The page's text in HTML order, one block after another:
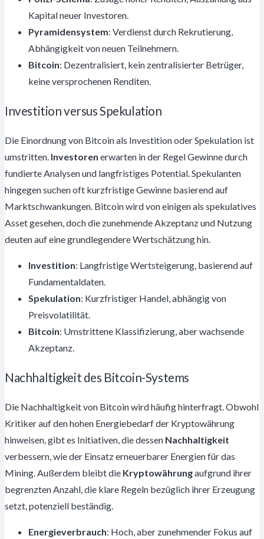
Kapital neuer Investoren.
Pyramidensystem: Verdienst durch Rekrutierung,
Abhängigkeit von neuen Teilnehmern.
Bitcoin: Dezentralisiert, kein zentralisierter Betrüger,
keine versprochenen Renditen.
Investition versus Spekulation
Die Einordnung von Bitcoin als Investition oder Spekulation ist
umstritten. Investoren erwarten in der Regel Gewinne durch
fundierte Analysen und langfristiges Potential. Spekulanten
hingegen suchen oft kurzfristige Gewinne basierend auf
Marktschwankungen. Bitcoin wird von einigen als spekulatives
Asset gesehen, doch die zunehmende Akzeptanz und Nutzung
deuten auf eine grundlegendere Wertschätzung hin.
Investition: Langfristige Wertsteigerung, basierend auf
Fundamentaldaten.
Spekulation: Kurzfristiger Handel, abhängig von
Preisvolatilität.
Bitcoin: Umstrittene Klassifizierung, aber wachsende
Akzeptanz.
Nachhaltigkeit des Bitcoin-Systems
Die Nachhaltigkeit von Bitcoin wird häufig hinterfragt. Obwohl
Kritiker auf den hohen Energiebedarf der Kryptowährung
hinweisen, gibt es Initiativen, die dessen Nachhaltigkeit
verbessern, wie der Einsatz erneuerbarer Energien für das
Mining. Außerdem bleibt die Kryptowährungaufgrund ihrer
begrenzten Anzahl, die klare Regeln bezüglich ihrer Erzeugung
setzt, potenziell beständig.
Energieverbrauch: Hoch, aber zunehmender Fokus auf